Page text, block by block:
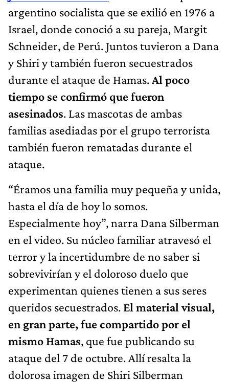
argentino socialista que se exilió en 1976 a
Israel, donde conoció a su pareja, Margit
Schneider, de Perú. Juntos tuvieron a Dana
y Shiri y también fueron secuestrados
durante el ataque de Hamas.Al poco
tiempo se confirmó que fueron
asesinados. Las mascotas de ambas
familias asediadas por el grupo terrorista
también fueron rematadas durante el
ataque.
“Éramos una familia muy pequeña y unida,
hasta el día de hoy lo somos.
Especialmente hoy”, narra Dana Silberman
en el video. Su núcleo familiar atravesó el
terror y la incertidumbre de no saber si
sobrevivirían y el doloroso duelo que
experimentan quienes tienen a sus seres
queridos secuestrados. El material visual,
en gran parte, fue compartido por el
mismo Hamas, que fue publicando su
ataque del 7 de octubre. Allí resalta la
dolorosa imagen de Shiri Silberman